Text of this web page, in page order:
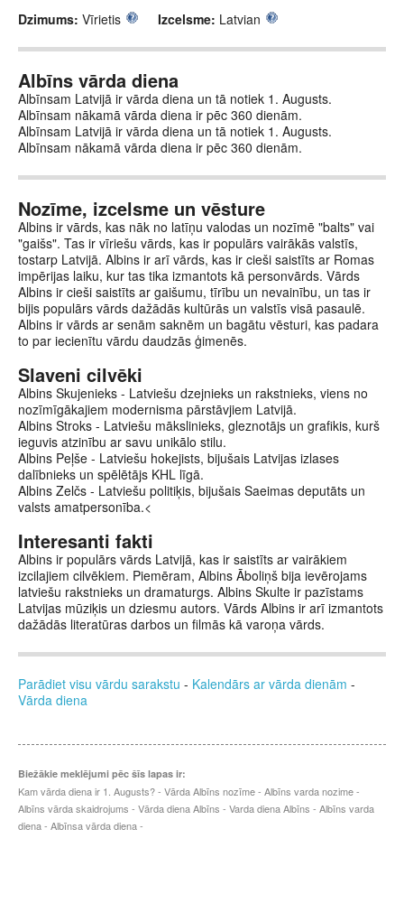
Dzimums: Vīrietis Izcelsme: Latvian
Albīns vārda diena
Albīnsam Latvijā ir vārda diena un tā notiek 1. Augusts.
Albīnsam nākamā vārda diena ir pēc 360 dienām.
Albīnsam Latvijā ir vārda diena un tā notiek 1. Augusts.
Albīnsam nākamā vārda diena ir pēc 360 dienām.
Nozīme, izcelsme un vēsture
Albins ir vārds, kas nāk no latīņu valodas un nozīmē "balts" vai
"gaišs". Tas ir vīriešu vārds, kas ir populārs vairākās valstīs,
tostarp Latvijā. Albins ir arī vārds, kas ir cieši saistīts ar Romas
impērijas laiku, kur tas tika izmantots kā personvārds. Vārds
Albins ir cieši saistīts ar gaišumu, tīrību un nevainību, un tas ir
bijis populārs vārds dažādās kultūrās un valstīs visā pasaulē.
Albins ir vārds ar senām saknēm un bagātu vēsturi, kas padara
to par iecienītu vārdu daudzās ģimenēs.
Slaveni cilvēki
Albins Skujenieks - Latviešu dzejnieks un rakstnieks, viens no
nozīmīgākajiem modernisma pārstāvjiem Latvijā.
Albins Stroks - Latviešu mākslinieks, gleznotājs un grafikis, kurš
ieguvis atzinību ar savu unikālo stilu.
Albins Peļše - Latviešu hokejists, bijušais Latvijas izlases
dalībnieks un spēlētājs KHL līgā.
Albins Zelčs - Latviešu politiķis, bijušais Saeimas deputāts un
valsts amatpersonība.<
Interesanti fakti
Albins ir populārs vārds Latvijā, kas ir saistīts ar vairākiem
izcilajiem cilvēkiem. Piemēram, Albins Āboliņš bija ievērojams
latviešu rakstnieks un dramaturgs. Albins Skulte ir pazīstams
Latvijas mūziķis un dziesmu autors. Vārds Albins ir arī izmantots
dažādās literatūras darbos un filmās kā varoņa vārds.
Parādiet visu vārdu sarakstu - Kalendārs ar vārda dienām -
Vārda diena
Biežākie meklējumi pēc šīs lapas ir:
Kam vārda diena ir 1. Augusts? - Vārda Albīns nozīme - Albīns varda nozime -
Albīns vārda skaidrojums - Vārda diena Albīns - Varda diena Albīns - Albīns varda
diena - Albīnsa vārda diena -